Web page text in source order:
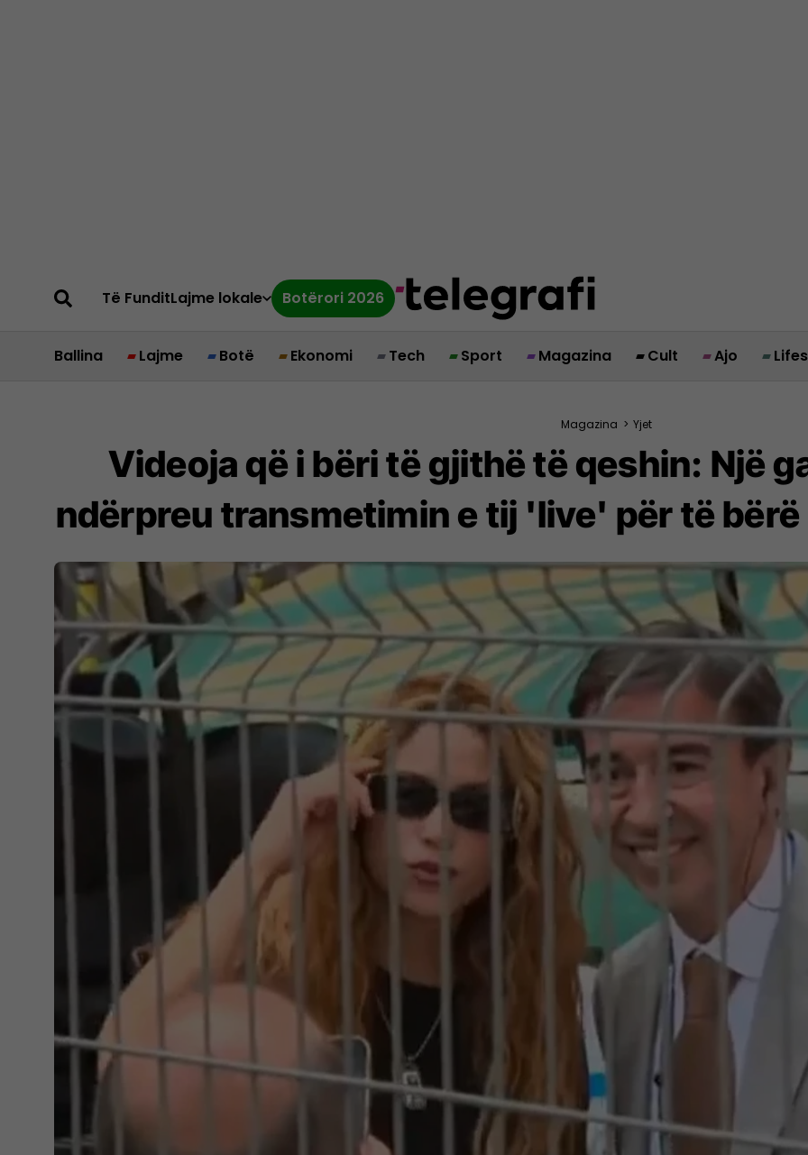
Të FunditLajme lokale Botërori 2026
Ballina Lajme Botë Ekonomi Tech Sport Magazina Cult Ajo
Magazina > Yjet
Videoja që i bëri të gjithë të qeshin: Një
ndërpreu transmetimin e tij 'live' për të